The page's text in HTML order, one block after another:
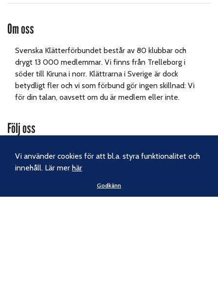
Om oss
Svenska Klätterförbundet består av 80 klubbar och
drygt 13 000 medlemmar. Vi finns från Trelleborg i
söder till Kiruna i norr. Klättrarna i Sverige är dock
betydligt fler och vi som förbund gör ingen skillnad: Vi
för din talan, oavsett om du är medlem eller inte.
Följ oss
Instagram
Vi använder cookies för att bl.a. styra funktionalitet och
innehåll. Lär merhär
Godkänn